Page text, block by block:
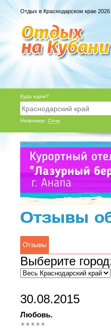
Отдых в Краснодарском крае 2026
Куда едем?
Например: Сочи
Отзывы
Отзывы
Выберите
30.08.2015
Любовь.